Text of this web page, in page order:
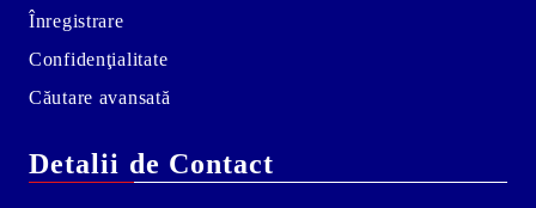
Înregistrare
Confidenţialitate
Căutare avansată
Detalii de Contact